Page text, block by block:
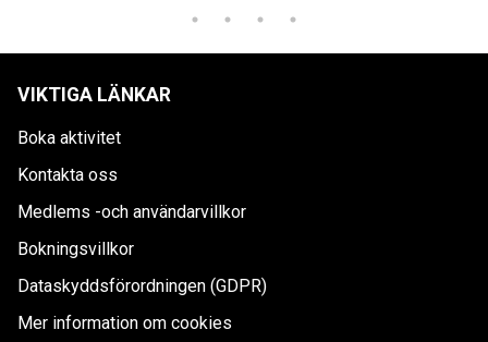
VIKTIGA LÄNKAR
Boka aktivitet
Kontakta oss
Medlems -och användarvillkor
Bokningsvillkor
Dataskyddsförordningen (GDPR)
Mer information om cookies